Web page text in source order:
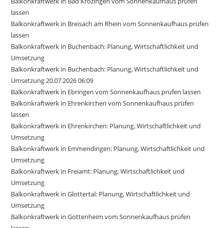
lassen
Balkonkraftwerk in Breisach am Rhein vom Sonnenkaufhaus prüfen
lassen
Balkonkraftwerk in Buchenbach: Planung, Wirtschaftlichkeit und
Umsetzung
Balkonkraftwerk in Buchenbach: Planung, Wirtschaftlichkeit und
Umsetzung 20.07.2026 06:09
Balkonkraftwerk in Ebringen vom Sonnenkaufhaus prüfen lassen
Balkonkraftwerk in Ehrenkirchen vom Sonnenkaufhaus prüfen
lassen
Balkonkraftwerk in Ehrenkirchen: Planung, Wirtschaftlichkeit und
Umsetzung
Balkonkraftwerk in Emmendingen: Planung, Wirtschaftlichkeit und
Umsetzung
Balkonkraftwerk in Freiamt: Planung, Wirtschaftlichkeit und
Umsetzung
Balkonkraftwerk in Glottertal: Planung, Wirtschaftlichkeit und
Umsetzung
Balkonkraftwerk in Gottenheim vom Sonnenkaufhaus prüfen